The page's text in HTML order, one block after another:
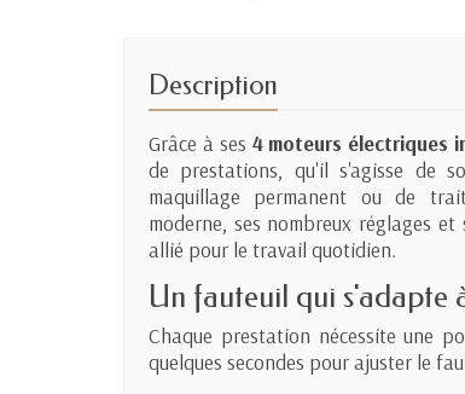
Description
Grâce à ses 4 moteurs électriques
de prestations, qu'il s'agisse de
maquillage permanent ou de
moderne, ses nombreux réglages
allié pour le travail quotidien.
Un fauteuil qui s'adapte
Chaque prestation nécessite une
quelques secondes pour ajuster le